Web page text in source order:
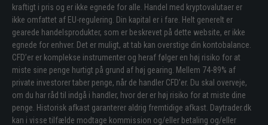
kraftigt i pris og er ikke egnede for alle. Handel med kryptovalutaer er
ikke omfattet af EU-regulering. Din kapital er i fare. Helt generelt er
gearede handelsprodukter, som er beskrevet på dette website, er ikke
egnede for enhver. Det er muligt, at tab kan overstige din kontobalance.
CFD’er er komplekse instrumenter og heraf følger en høj risiko for at
miste sine penge hurtigt på grund af høj gearing. Mellem 74-89% af
private investorer taber penge, når de handler CFD’er. Du skal overveje,
om du har råd til indgå i handler, hvor der er høj risiko for at miste dine
penge. Historisk afkast garanterer aldrig fremtidige afkast. Daytrader.dk
kan i visse tilfælde modtage kommission og/eller betaling og/eller